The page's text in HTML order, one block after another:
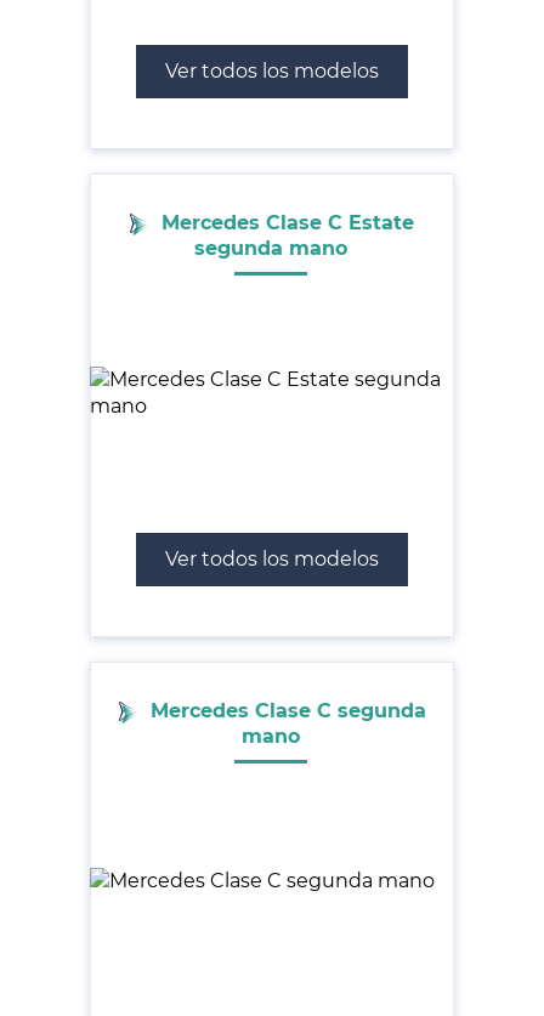
Ver todos los modelos
Mercedes Clase C Estate
segunda mano
Ver todos los modelos
Mercedes Clase C segunda
mano